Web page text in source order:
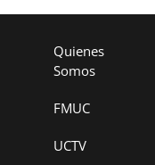
Quienes
Somos
FMUC
UCTV